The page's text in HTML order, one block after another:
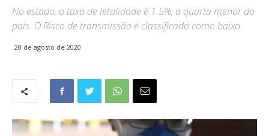
No estado, a taxa de letalidade é 1.5%, a quarta menor do
país. O Risco de transmissão é classificado como baixo.
20 de agosto de 2020